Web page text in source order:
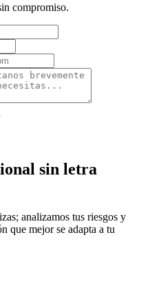
compromiso.
sin letra
analizamos tus riesgos y
que mejor se adapta a tu